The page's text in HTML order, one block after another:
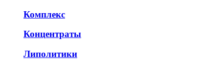
Комплекс
Концентраты
Липолитики